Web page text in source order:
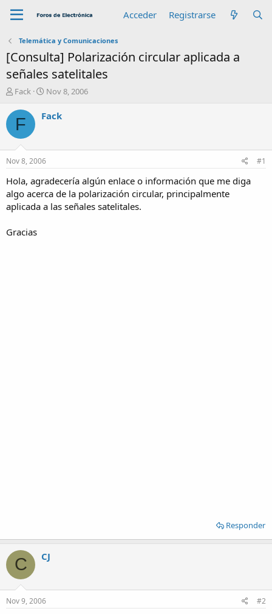
Acceder Registrarse
Telemática y Comunicaciones
[Consulta] Polarización circular aplicada a
señales satelitales
A
t
o
r
Fack
F
c
n
c
i
Nov 8, 2006
F Fack
Nov 8, 2006 #1
Hola, agradecería algún enlace o información que me diga
algo acerca de la polarización circular, principalmente
aplicada a las señales satelitales.
Gracias
Responder
C CJ
Nov 9, 2006 #2